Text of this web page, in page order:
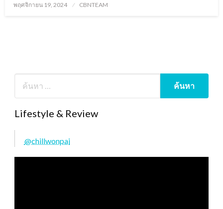
Posted
พฤศจิกายน 19, 2024 CBNTEAM
Lifestyle & Review
@chillwonpai